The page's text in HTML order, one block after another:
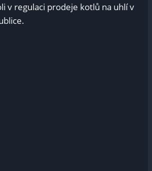
v regulaci‍ prodeje kotlů na uhlí v